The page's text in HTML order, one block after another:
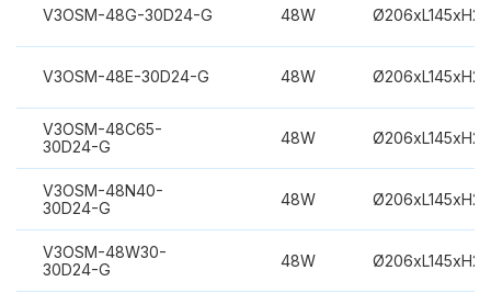
V3OSM-48G-30D24-G 48W
V3OSM-48E-30D24-G 48W
V3OSM-48C65-
30D24-G
48W
V3OSM-48N40-
30D24-G
48W
V3OSM-48W30-
30D24-G
48W